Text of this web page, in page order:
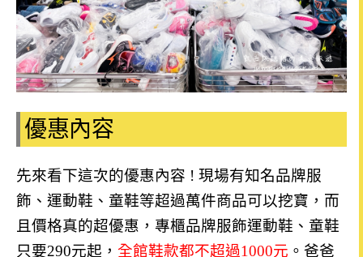
優惠內容
先來看下這次的優惠內容 ! 現場有知名品牌服
飾、運動鞋、童鞋等超過萬件商品可以挖寶，而
且價格真的超優惠， 專櫃品牌服飾運動鞋、童鞋
只要290元起， 全館鞋款都不超過1000元 。 爸爸